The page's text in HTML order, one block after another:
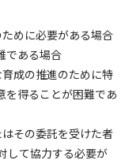
めに必要がある場合
である場合
成の推進のために特
を得ることが困難であ
その委託を受けた者
して協力する必要が